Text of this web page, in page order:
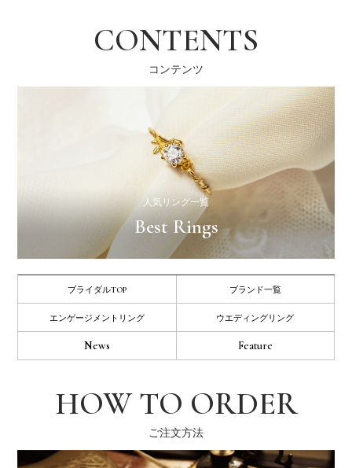
CONTENTS
コンテンツ
人気リング一覧
Best Rings
ブライダルTOP ブランド一覧
エンゲージメントリング ウエディングリング
News Feature
HOW TO ORDER
ご注文方法